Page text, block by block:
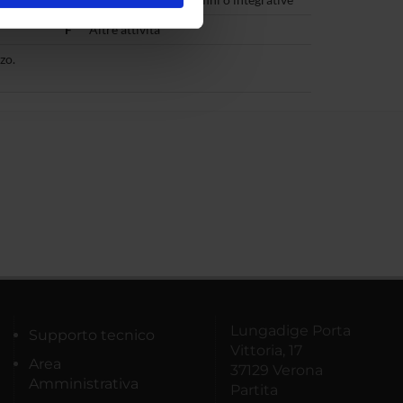
F Altre attività
Supporto tecnico
Area
Amministrativa
Lungadige Porta
Vittoria, 17
37129 Verona
Partita